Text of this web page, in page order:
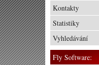
Kontakty
Statistiky
Vyhledávání
Fly Software: